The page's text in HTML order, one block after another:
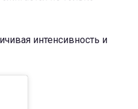
интенсивность и